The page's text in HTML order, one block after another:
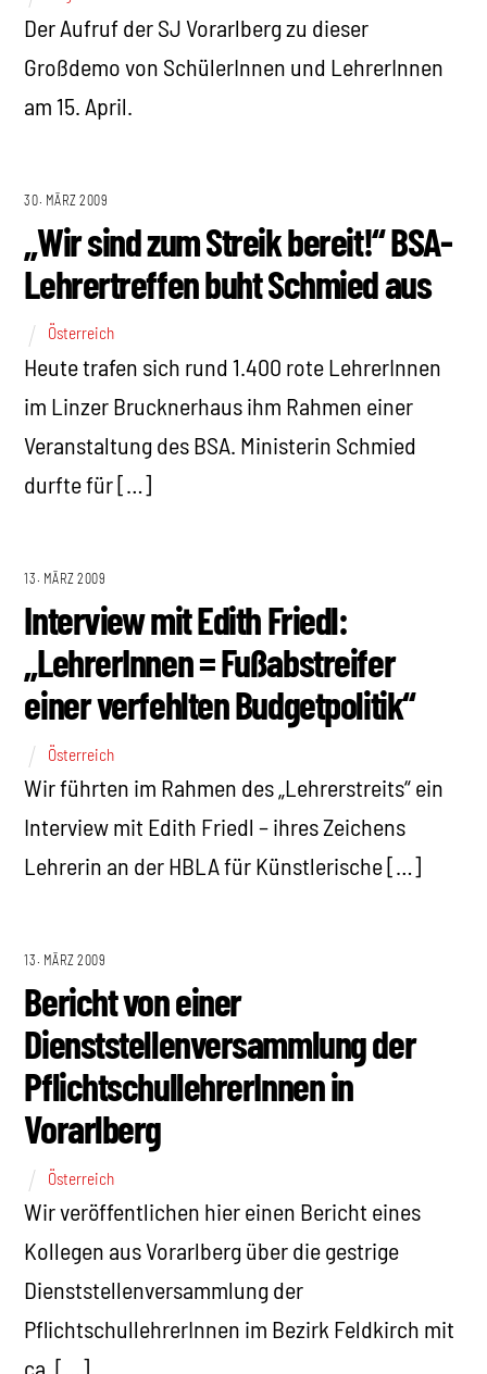
Der Aufruf der SJ Vorarlberg zu dieser
Großdemo von SchülerInnen und LehrerInnen
am 15. April.
30. MÄRZ 2009
„Wir sind zum Streik bereit!“ BSA-
Lehrertreffen buht Schmied aus
Österreich
Heute trafen sich rund 1.400 rote LehrerInnen
im Linzer Brucknerhaus ihm Rahmen einer
Veranstaltung des BSA. Ministerin Schmied
durfte für […]
13. MÄRZ 2009
Interview mit Edith Friedl:
„LehrerInnen = Fußabstreifer
einer verfehlten Budgetpolitik“
Österreich
Wir führten im Rahmen des „Lehrerstreits“ ein
Interview mit Edith Friedl – ihres Zeichens
Lehrerin an der HBLA für Künstlerische […]
13. MÄRZ 2009
Bericht von einer
Dienststellenversammlung der
PflichtschullehrerInnen in
Vorarlberg
Österreich
Wir veröffentlichen hier einen Bericht eines
Kollegen aus Vorarlberg über die gestrige
Dienststellenversammlung der
PflichtschullehrerInnen im Bezirk Feldkirch mit
ca. […]